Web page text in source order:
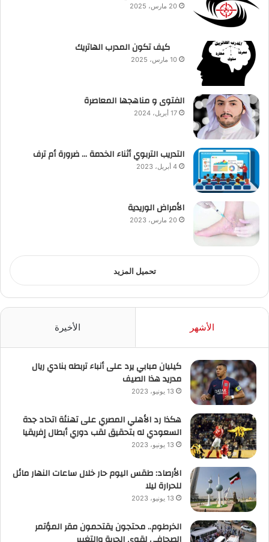
20 مارس، 2025
كيف تكون المدرب الهاتريك
10 مارس، 2025
الفتوى و مناهجها المعاصرة
17 أبريل، 2024
التدريب التربوي أثناء الخدمة … ضرورة أم ترف
4 أبريل، 2023
الأمراض الوريدية
20 مارس، 2023
تحميل المزيد
الأشهر الأخيرة
كيليان مبابي يرد على أنباء تربطه بنادي ريال
مدريد هذا الصيف
13 يونيو، 2023
هكذا رد الأهلي المصري على تهنئة اتحاد جدة
السعودي له بتحقيق لقب دوري أبطال إفريقيا
13 يونيو، 2023
الأرصاد: طقس اليوم حار خلال ساعات النهار مائل
للحرارة ليلا
13 يونيو، 2023
الخرطوم.. محتجون يقتحمون مقر المؤتمر